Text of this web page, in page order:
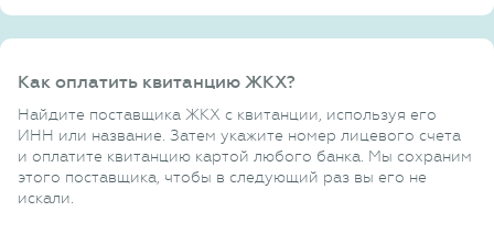
Как оплатить квитанцию ЖКХ?
Найдите поставщика ЖКХ с квитанции, используя его
ИНН или название. Затем укажите номер лицевого счета
и оплатите квитанцию картой любого банка. Мы сохраним
этого поставщика, чтобы в следующий раз вы его не
искали.